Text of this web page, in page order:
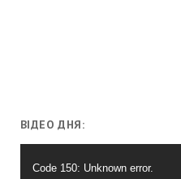
ВІДЕО ДНЯ:
Code 150: Unknown error.